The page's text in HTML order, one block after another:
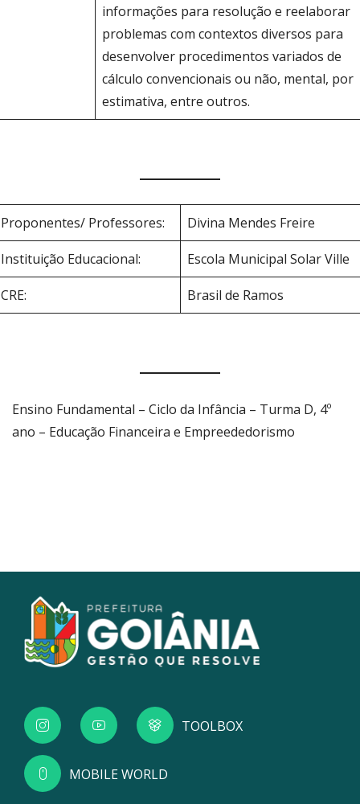
informações para resolução e reelaborar
problemas com contextos diversos para
desenvolver procedimentos variados de
cálculo convencionais ou não, mental, por
estimativa, entre outros.
Proponentes/ Professores: Divina Mendes Freire
Instituição Educacional: Escola Municipal Solar Ville
CRE: Brasil de Ramos
Ensino Fundamental – Ciclo da Infância – Turma D, 4º
ano – Educação Financeira e Empreededorismo
TOOLBOX
MOBILE WORLD